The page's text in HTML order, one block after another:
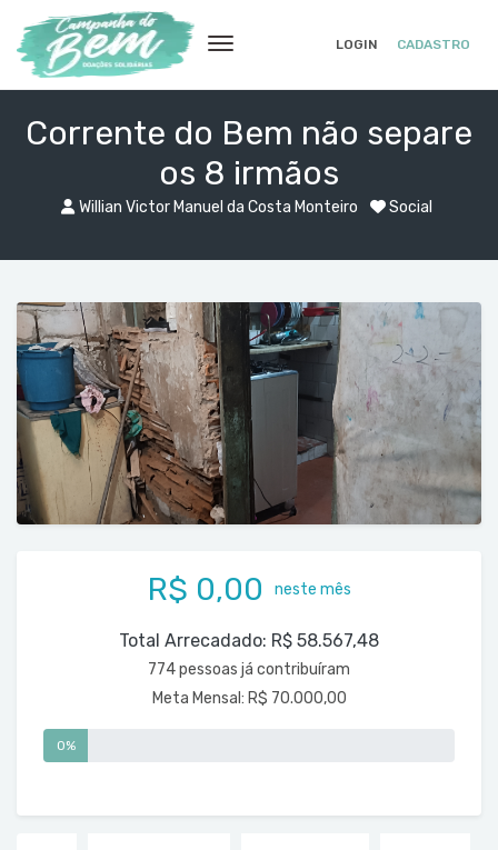
LOGIN CADASTRO
Corrente do Bem não separe
os 8 irmãos
Willian Victor Manuel da Costa Monteiro Social
R$ 0,00 neste mês
Total Arrecadado: R$ 58.567,48
774 pessoas já contribuíram
Meta Mensal: R$ 70.000,00
0%